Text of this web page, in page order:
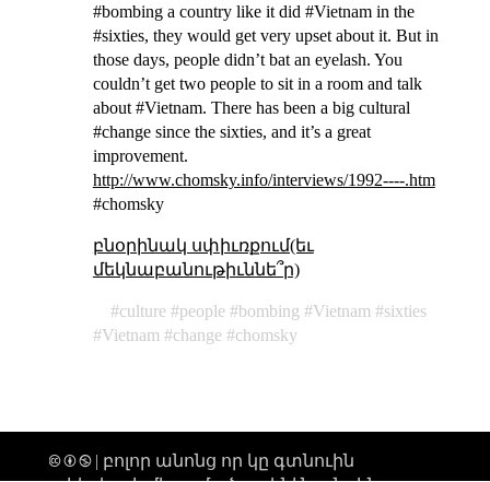
#bombing a country like it did #Vietnam in the
#sixties, they would get very upset about it. But in
those days, people didn’t bat an eyelash. You
couldn’t get two people to sit in a room and talk
about #Vietnam. There has been a big cultural
#change since the sixties, and it’s a great
improvement.
http://www.chomsky.info/interviews/1992----.htm
#chomsky
բնօրինակ սփիւռքում(եւ
մեկնաբանութիւննե՞ր)
culture people bombing Vietnam
sixties
Vietnam
change chomsky
🅭 🅯 🄏 | բոլոր անոնց որ կը գտնուին